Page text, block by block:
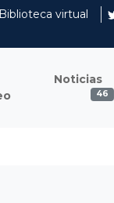
Biblioteca virtual
Noticias
46